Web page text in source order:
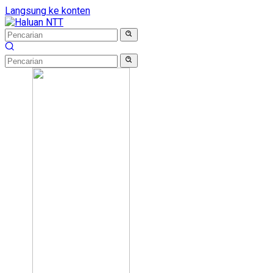
Langsung ke konten